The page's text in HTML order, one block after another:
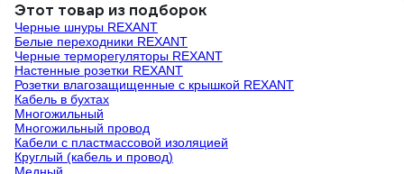
Этот товар из подборок
Черные шнуры REXANT
Белые переходники REXANT
Черные терморегуляторы REXANT
Настенные розетки REXANT
Розетки влагозащищенные с крышкой REXANT
Кабель в бухтах
Многожильный
Многожильный провод
Кабели с пластмассовой изоляцией
Круглый (кабель и провод)